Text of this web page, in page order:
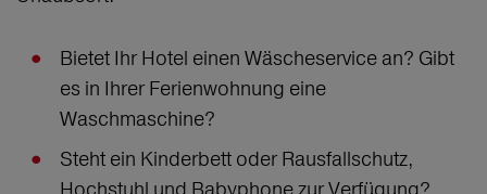
Bietet Ihr Hotel einen Wäscheservice an? Gibt
es in Ihrer Ferienwohnung eine
Waschmaschine?
Steht ein Kinderbett oder Rausfallschutz,